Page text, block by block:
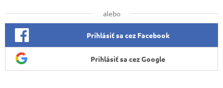
alebo
Prihlásiť sa cez Facebook
Prihlásiť sa cez Google